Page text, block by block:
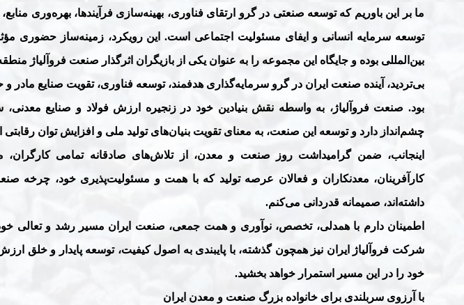
ما بر این باوریم که توسعه صنعتی در گرو ارتقای فناوری، بهینه‌سازی فرآیندها، بهره‌وری
توسعه سرمایه انسانی و ایفای مسئولیت اجتماعی است. این رویکرد، زمینه‌ساز حضوری مؤثر
بین‌المللی بوده و جایگاه این مجموعه را به عنوان یکی از بازیگران اثرگذار صنعت فروآلیاژ
بی‌تردید، آینده صنعت ایران در گرو سرمایه‌گذاری هدفمند، توسعه فناوری، تقویت صنایع مادر و
بود. صنعت فروآلیاژ، به واسطه نقش بنیادین خود در زنجیره ارزش فولاد و صنایع معدنی،
چشم‌انداز دارد و توسعه این صنعت، به معنای تقویت بنیان‌های تولید ملی و افزایش توان
اینجانب، ضمن گرامیداشت روز صنعت و معدن، از تلاش‌های صادقانه تمامی کارگران،
کارآفرینان، معدنکاران و فعالان عرصه تولید که با همت و مسئولیت‌پذیری خود، چرخه
داشته‌اند، صمیمانه قدردانی می‌کنم.
اطمینان دارم با همدلی، تخصص، نوآوری و همت جمعی، صنعت ایران مسیر رشد و تعالی خود
شرکت فروآلیاژ ایران نیز همچون گذشته، با پایبندی به اصول کیفیت، توسعه پایدار و خلق
خود را در این مسیر استمرار خواهد بخشید.
با آرزوی سربلندی برای خانواده بزرگ صنعت و معدن ایران